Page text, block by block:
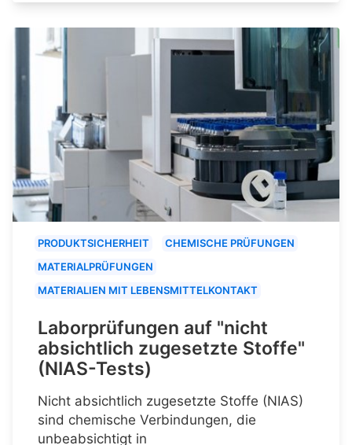
PRODUKTSICHERHEIT
CHEMISCHE PRÜFUNGEN
MATERIALPRÜFUNGEN
MATERIALIEN MIT LEBENSMITTELKONTAKT
Laborprüfungen auf "nicht
absichtlich zugesetzte Stoffe"
(NIAS-Tests)
Nicht absichtlich zugesetzte Stoffe (NIAS)
sind chemische Verbindungen, die
unbeabsichtigt in